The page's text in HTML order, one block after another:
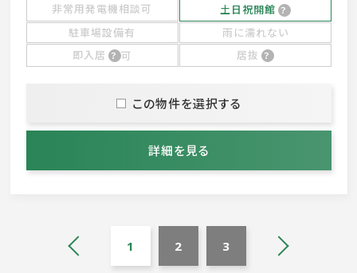
非常用発電機相談可
土日祝開館
駐車場設備有
雨に濡れない
即入居
可 居抜
この物件を選択する
詳細を見る
1 2 3